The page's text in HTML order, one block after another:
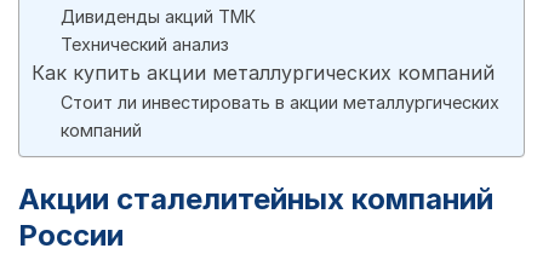
Дивиденды акций ТМК
Технический анализ
Как купить акции металлургических компаний
Стоит ли инвестировать в акции металлургических
компаний
Акции сталелитейных компаний
России